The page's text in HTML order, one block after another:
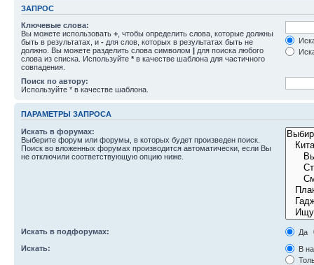
ЗАПРОС
Ключевые слова:
Вы можете использовать + , чтобы определить слова, которые должны
быть в результатах, и - для слов, которых в результатах быть не
должно. Вы можете разделить слова символом | для поиска любого
слова из списка. Используйте * в качестве шаблона для частичного
совпадения.
Поиск по автору:
Используйте * в качестве шаблона.
ПАРАМЕТРЫ ЗАПРОСА
Искать в форумах:
Выберите форум или форумы, в которых будет произведен поиск.
Поиск во вложенных форумах производится автоматически, если Вы
не отключили соответствующую опцию ниже.
Искать в подфорумах:
Да
Искать:
В